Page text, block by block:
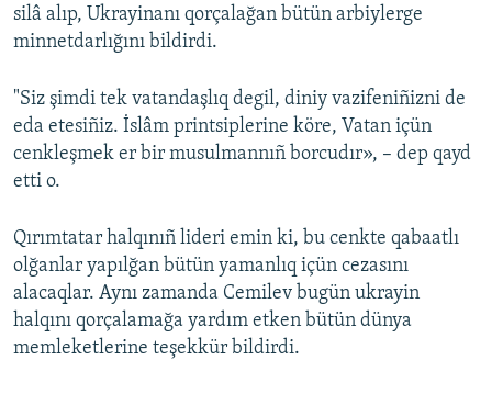
silâ alıp, Ukrayinanı qorçalağan bütün arbiylerge
minnetdarlığını bildirdi.
"Siz şimdi tek vatandaşlıq degil, diniy vazifeniñizni de
eda etesiñiz. İslâm printsiplerine köre, Vatan içün
cenkleşmek er bir musulmannıñ borcudır», – dep qayd
etti o.
Qırımtatar halqınıñ lideri emin ki, bu cenkte qabaatlı
olğanlar yapılğan bütün yamanlıq içün cezasını
alacaqlar. Aynı zamanda Cemilev bugün ukrayin
halqını qorçalamağa yardım etken bütün dünya
memleketlerine teşekkür bildirdi.